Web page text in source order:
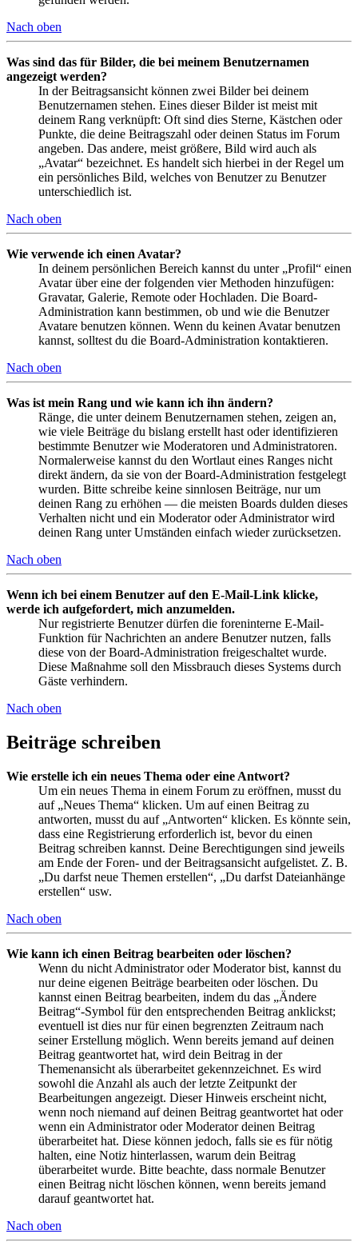
Nach oben
Was sind das für Bilder, die bei meinem Benutzernamen
angezeigt werden?
In der Beitragsansicht können zwei Bilder bei deinem
Benutzernamen stehen. Eines dieser Bilder ist meist mit
deinem Rang verknüpft: Oft sind dies Sterne, Kästchen oder
Punkte, die deine Beitragszahl oder deinen Status im Forum
angeben. Das andere, meist größere, Bild wird auch als
„Avatar“ bezeichnet. Es handelt sich hierbei in der Regel um
ein persönliches Bild, welches von Benutzer zu Benutzer
unterschiedlich ist.
Nach oben
Wie verwende ich einen Avatar?
In deinem persönlichen Bereich kannst du unter „Profil“ einen
Avatar über eine der folgenden vier Methoden hinzufügen:
Gravatar, Galerie, Remote oder Hochladen. Die Board-
Administration kann bestimmen, ob und wie die Benutzer
Avatare benutzen können. Wenn du keinen Avatar benutzen
kannst, solltest du die Board-Administration kontaktieren.
Nach oben
Was ist mein Rang und wie kann ich ihn ändern?
Ränge, die unter deinem Benutzernamen stehen, zeigen an,
wie viele Beiträge du bislang erstellt hast oder identifizieren
bestimmte Benutzer wie Moderatoren und Administratoren.
Normalerweise kannst du den Wortlaut eines Ranges nicht
direkt ändern, da sie von der Board-Administration festgelegt
wurden. Bitte schreibe keine sinnlosen Beiträge, nur um
deinen Rang zu erhöhen — die meisten Boards dulden dieses
Verhalten nicht und ein Moderator oder Administrator wird
deinen Rang unter Umständen einfach wieder zurücksetzen.
Nach oben
Wenn ich bei einem Benutzer auf den E-Mail-Link klicke,
werde ich aufgefordert, mich anzumelden.
Nur registrierte Benutzer dürfen die foreninterne E-Mail-
Funktion für Nachrichten an andere Benutzer nutzen, falls
diese von der Board-Administration freigeschaltet wurde.
Diese Maßnahme soll den Missbrauch dieses Systems durch
Gäste verhindern.
Nach oben
Beiträge schreiben
Wie erstelle ich ein neues Thema oder eine Antwort?
Um ein neues Thema in einem Forum zu eröffnen, musst du
auf „Neues Thema“ klicken. Um auf einen Beitrag zu
antworten, musst du auf „Antworten“ klicken. Es könnte sein,
dass eine Registrierung erforderlich ist, bevor du einen
Beitrag schreiben kannst. Deine Berechtigungen sind jeweils
am Ende der Foren- und der Beitragsansicht aufgelistet. Z. B.
„Du darfst neue Themen erstellen“, „Du darfst Dateianhänge
erstellen“ usw.
Nach oben
Wie kann ich einen Beitrag bearbeiten oder löschen?
Wenn du nicht Administrator oder Moderator bist, kannst du
nur deine eigenen Beiträge bearbeiten oder löschen. Du
kannst einen Beitrag bearbeiten, indem du das „Ändere
Beitrag“-Symbol für den entsprechenden Beitrag anklickst;
eventuell ist dies nur für einen begrenzten Zeitraum nach
seiner Erstellung möglich. Wenn bereits jemand auf deinen
Beitrag geantwortet hat, wird dein Beitrag in der
Themenansicht als überarbeitet gekennzeichnet. Es wird
sowohl die Anzahl als auch der letzte Zeitpunkt der
Bearbeitungen angezeigt. Dieser Hinweis erscheint nicht,
wenn noch niemand auf deinen Beitrag geantwortet hat oder
wenn ein Administrator oder Moderator deinen Beitrag
überarbeitet hat. Diese können jedoch, falls sie es für nötig
halten, eine Notiz hinterlassen, warum dein Beitrag
überarbeitet wurde. Bitte beachte, dass normale Benutzer
einen Beitrag nicht löschen können, wenn bereits jemand
darauf geantwortet hat.
Nach oben